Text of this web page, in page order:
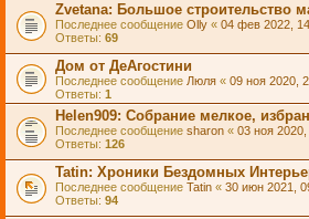
Zvetana: Большое строительство
Последнее сообщение Olly « 04 фев 2022,
Ответы: 69
Дом от ДеАгостини
Последнее сообщение Люля « 09 ноя 2020,
Ответы: 1
Helen909: Собрание мелкое,
Последнее сообщение sharon « 03 ноя
Ответы: 126
Tatin: Хроники Бездомных
Последнее сообщение Tatin « 30 июн 2021,
Ответы: 94